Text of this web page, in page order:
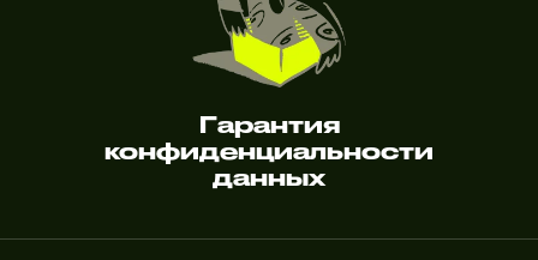
Гарантия
конфиденциальности
данных